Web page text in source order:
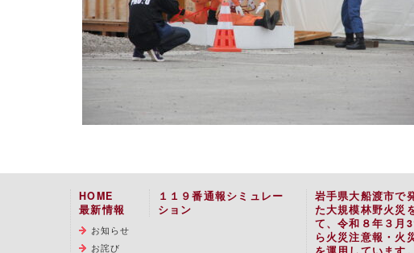
HOME
最新情報
お知らせ
お詫び
１１９番通報シミュレー
ション
岩手県大船渡市で
た大規模林野火災
て、令和８年３月
ら火災注意報・火